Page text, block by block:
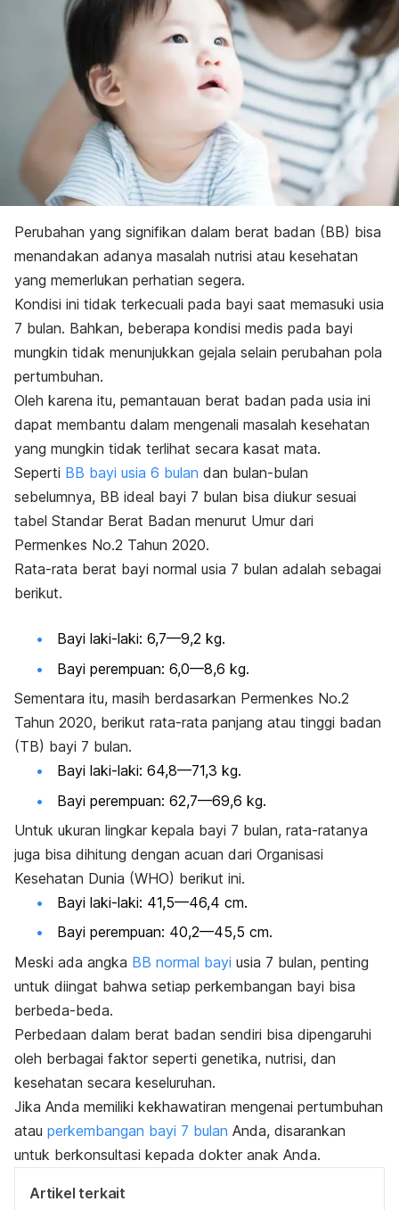
Perubahan yang signifikan dalam berat badan (BB) bisa
menandakan adanya masalah nutrisi atau kesehatan
yang memerlukan perhatian segera.
Kondisi ini tidak terkecuali pada bayi saat memasuki usia
7 bulan. Bahkan, beberapa kondisi medis pada bayi
mungkin tidak menunjukkan gejala selain perubahan pola
pertumbuhan.
Oleh karena itu, pemantauan berat badan pada usia ini
dapat membantu dalam mengenali masalah kesehatan
yang mungkin tidak terlihat secara kasat mata.
Seperti BB bayi usia 6 bulan dan bulan-bulan
sebelumnya, BB ideal bayi 7 bulan bisa diukur sesuai
tabel Standar Berat Badan menurut Umur dari
Permenkes No.2 Tahun 2020.
Rata-rata berat bayi normal usia 7 bulan adalah sebagai
berikut.
Bayi laki-laki: 6,7—9,2 kg.
Bayi perempuan: 6,0—8,6 kg.
Sementara itu, masih berdasarkan Permenkes No.2
Tahun 2020, berikut rata-rata panjang atau tinggi badan
(TB) bayi 7 bulan.
Bayi laki-laki: 64,8—71,3 kg.
Bayi perempuan: 62,7—69,6 kg.
Untuk ukuran lingkar kepala bayi 7 bulan, rata-ratanya
juga bisa dihitung dengan acuan dari Organisasi
Kesehatan Dunia (WHO) berikut ini.
Bayi laki-laki: 41,5—46,4 cm.
Bayi perempuan: 40,2—45,5 cm.
Meski ada angka BB normal bayi usia 7 bulan, penting
untuk diingat bahwa setiap perkembangan bayi bisa
berbeda-beda.
Perbedaan dalam berat badan sendiri bisa dipengaruhi
oleh berbagai faktor seperti genetika, nutrisi, dan
kesehatan secara keseluruhan.
Jika Anda memiliki kekhawatiran mengenai pertumbuhan
atau perkembangan bayi 7 bulan Anda, disarankan
untuk berkonsultasi kepada dokter anak Anda.
Artikel terkait